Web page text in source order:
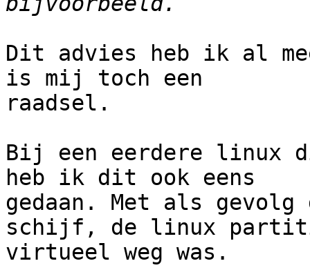
Dit advies heb ik al
is mij toch een
raadsel.
Bij een eerdere linux
heb ik dit ook eens
gedaan. Met als
schijf, de linux
virtueel weg was.